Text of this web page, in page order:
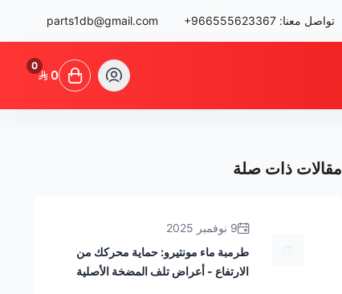
تواصل معنا: +966555623367
parts1db@gmail.com
0
0
مقالات ذات صلة
9 نوفمبر 2025
طرمبة ماء مونتيرو: حماية محركك من
الارتفاع - أعراض تلف المضخة الأصلية